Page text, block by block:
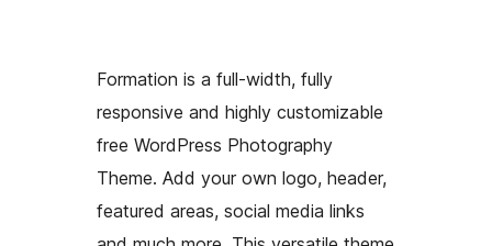
Formation is a full-width, fully
responsive and highly customizable
free WordPress Photography
Theme. Add your own logo, header,
featured areas, social media links